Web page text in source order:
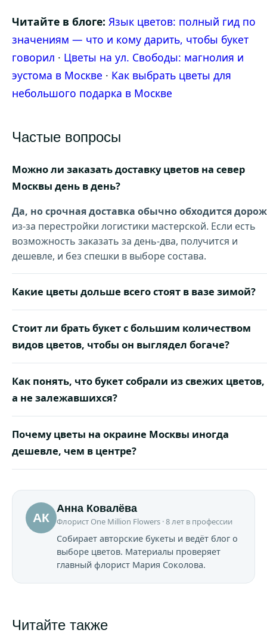
Читайте в блоге: Язык цветов: полный гид по
значениям — что и кому дарить, чтобы букет
говорил · Цветы на ул. Свободы: магнолия и
эустома в Москве · Как выбрать цветы для
небольшого подарка в Москве
Частые вопросы
Можно ли заказать доставку цветов на север
Москвы день в день?
Да, но срочная доставка обычно обходится
из-за перестройки логистики мастерской. Если есть
возможность заказать за день-два, получится и
дешевле, и без спешки в выборе состава.
Какие цветы дольше всего стоят в вазе зимой?
Стоит ли брать букет с большим количеством
видов цветов, чтобы он выглядел богаче?
Как понять, что букет собрали из свежих цветов,
а не залежавшихся?
Почему цветы на окраине Москвы иногда
дешевле, чем в центре?
АК
Анна Ковалёва
Флорист One Million Flowers · 8 лет в профессии
Собирает авторские букеты и ведёт блог о
выборе цветов. Материалы проверяет
главный флорист Мария Соколова.
Читайте также